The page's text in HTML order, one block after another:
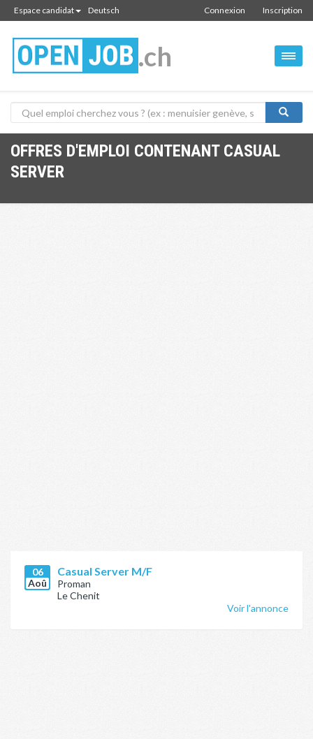
Espace candidat Deutsch Inscription
Connexion
.ch
OFFRES D'EMPLOI CONTENANT CASUAL
SERVER
06
Aoû
Casual Server M/F
Proman
Le Chenit
Voir l'annonce